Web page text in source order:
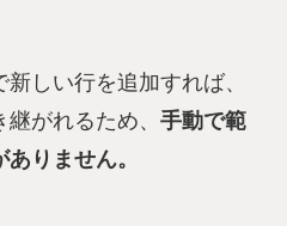
しい行を追加すれば、
がれるため、 手動で範
りません。